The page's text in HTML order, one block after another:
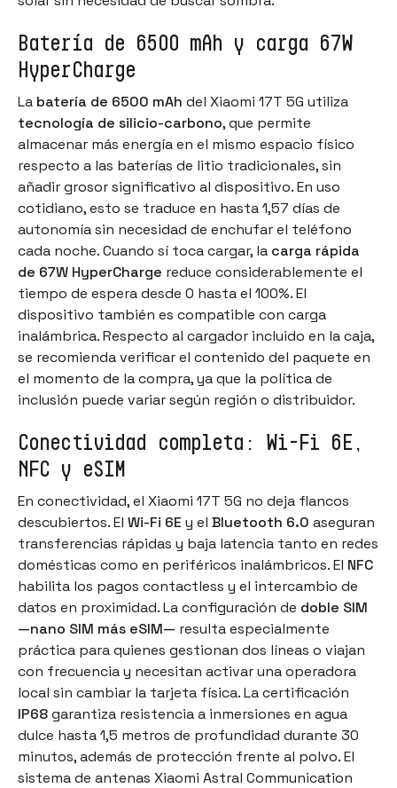
Batería de 6500 mAh y carga 67W
HyperCharge
La batería de 6500 mAh del Xiaomi 17T 5G utiliza
tecnología de silicio-carbono, que permite
almacenar más energía en el mismo espacio físico
respecto a las baterías de litio tradicionales, sin
añadir grosor significativo al dispositivo. En uso
cotidiano, esto se traduce en hasta 1,57 días de
autonomía sin necesidad de enchufar el teléfono
cada noche. Cuando sí toca cargar, la carga rápida
de 67W HyperCharge reduce considerablemente el
tiempo de espera desde 0 hasta el 100%. El
dispositivo también es compatible con carga
inalámbrica. Respecto al cargador incluido en la caja,
se recomienda verificar el contenido del paquete en
el momento de la compra, ya que la política de
inclusión puede variar según región o distribuidor.
Conectividad completa: Wi-Fi 6E,
NFC y eSIM
En conectividad, el Xiaomi 17T 5G no deja flancos
descubiertos. El Wi-Fi 6E y el Bluetooth 6.0 aseguran
transferencias rápidas y baja latencia tanto en redes
domésticas como en periféricos inalámbricos. El NFC
habilita los pagos contactless y el intercambio de
datos en proximidad. La configuración de doble SIM
—nano SIM más eSIM— resulta especialmente
práctica para quienes gestionan dos líneas o viajan
con frecuencia y necesitan activar una operadora
local sin cambiar la tarjeta física. La certificación
IP68garantiza resistencia a inmersiones en agua
dulce hasta 1,5 metros de profundidad durante 30
minutos, además de protección frente al polvo. El
sistema de antenas Xiaomi Astral Communication